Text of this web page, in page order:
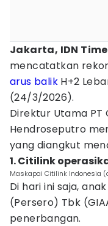
Jakarta, IDN
mencatatkan
arus balik H+2
(24/3/2026).
Direktur Utama PT
Hendroseputro
yang diangkut
1. Citilink
Maskapai Citilink Indonesia
Di hari ini saja,
(Persero) Tbk
penerbangan.